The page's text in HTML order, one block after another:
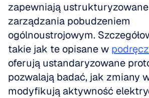
zapewniają
zarządzania pobudzeniem
ogólnoustrojowym.
takie jak te opisane w
oferują ustandaryzowane
pozwalają badać, jak zmiany
modyfikują aktywność